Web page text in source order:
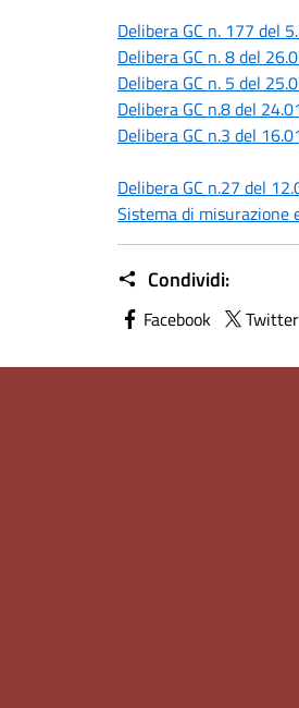
Delibera GC n. 177 del
Delibera GC n. 8 del
Delibera GC n. 5 del
Delibera GC n.8 del
Delibera GC n.3 del
Delibera GC n.27 del
Sistema di
Condividi:
Facebook Twitter